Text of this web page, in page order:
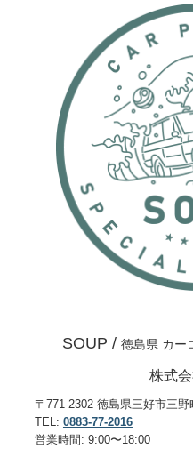
SOUP / 徳島県 カー
株式
〒771-2302 徳島県三好市三野
TEL: 0883-77-2016
営業時間: 9:00〜18:00